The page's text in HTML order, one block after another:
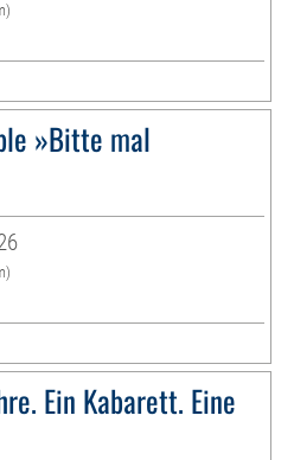
»Bitte mal
Ein Kabarett. Eine